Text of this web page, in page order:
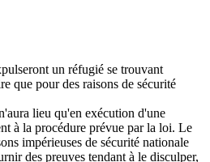
un réfugié se trouvant
que pour des raisons de sécurité
lieu qu'en exécution d'une
à la procédure prévue par la loi. Le
impérieuses de sécurité nationale
des preuves tendant à le disculper,